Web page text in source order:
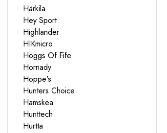
Härkila
Hey Sport
Highlander
HIKmicro
Hoggs Of Fife
Hornady
Hoppe's
Hunters Choice
Hamskea
Hunttech
Hurtta